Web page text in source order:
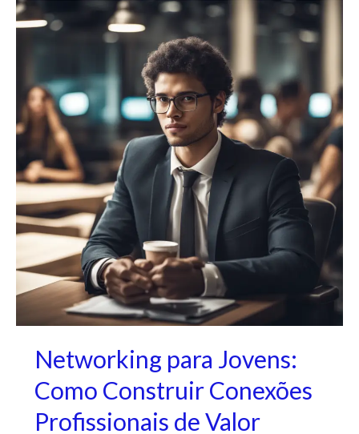
Networking para Jovens:
Como Construir Conexões
Profissionais de Valor
Networking
para
Construir
Conexões
Profissionais
de
Valor